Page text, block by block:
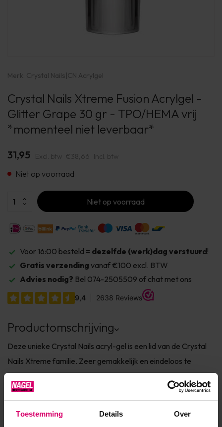
Toestemming Details Over
Merk: Crystal Nails|CN Acrylgel
Crystal Nails Xtreme Fusion Acrylgel -
Glitter Grape 30 gr - TPO/HEMA vrij
*momenteel niet leverbaar*
31,95 Excl. btw €38,66 Incl. btw
Niet op voorraad
Niet op voorraad
Voor 16:00 besteld = dezelfde (werk)dag verstuurd!
Gratis verzending vanaf €100 excl. BTW
Advies nodig? Bel 074-2505509 of chat met ons
Productomschrijving
Deze unieke Crystal Nails acryl-gel is een lid van de Crystal
Nails Xtreme familie. Zeer gemakkelijk en eindeloos te
bewerken, welke voor maanden getest is voor het
makkelijke en snelle salonwerk.In 5 kleuren: Cover Pink, Extra
babyboom) en Shimmer Latte (met subtiele glitter)– Acryl-